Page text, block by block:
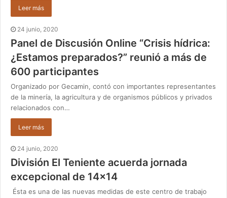
Leer más
24 junio, 2020
Panel de Discusión Online “Crisis hídrica:
¿Estamos preparados?” reunió a más de
600 participantes
Organizado por Gecamin, contó con importantes representantes
de la minería, la agricultura y de organismos públicos y privados
relacionados con…
Leer más
24 junio, 2020
División El Teniente acuerda jornada
excepcional de 14×14
Ésta es una de las nuevas medidas de este centro de trabajo